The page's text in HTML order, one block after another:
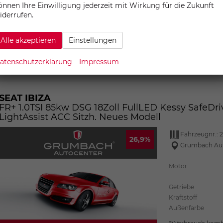
Verbrauch
IBIZA
FR+ 1.0TSI 85kw DSG 18Zoll FullLED Kessy
LightAssist ACC Sitzh. Neues Modell
26,9%
Fahrzeugnr.:
Grumbach
Motor
Getriebe
Kraftstoff
Außenfarbe
Ihre Einwilligung jederzeit mit Wirkung für die Zukunft
Alle akzeptieren Einstellungen
Impressum